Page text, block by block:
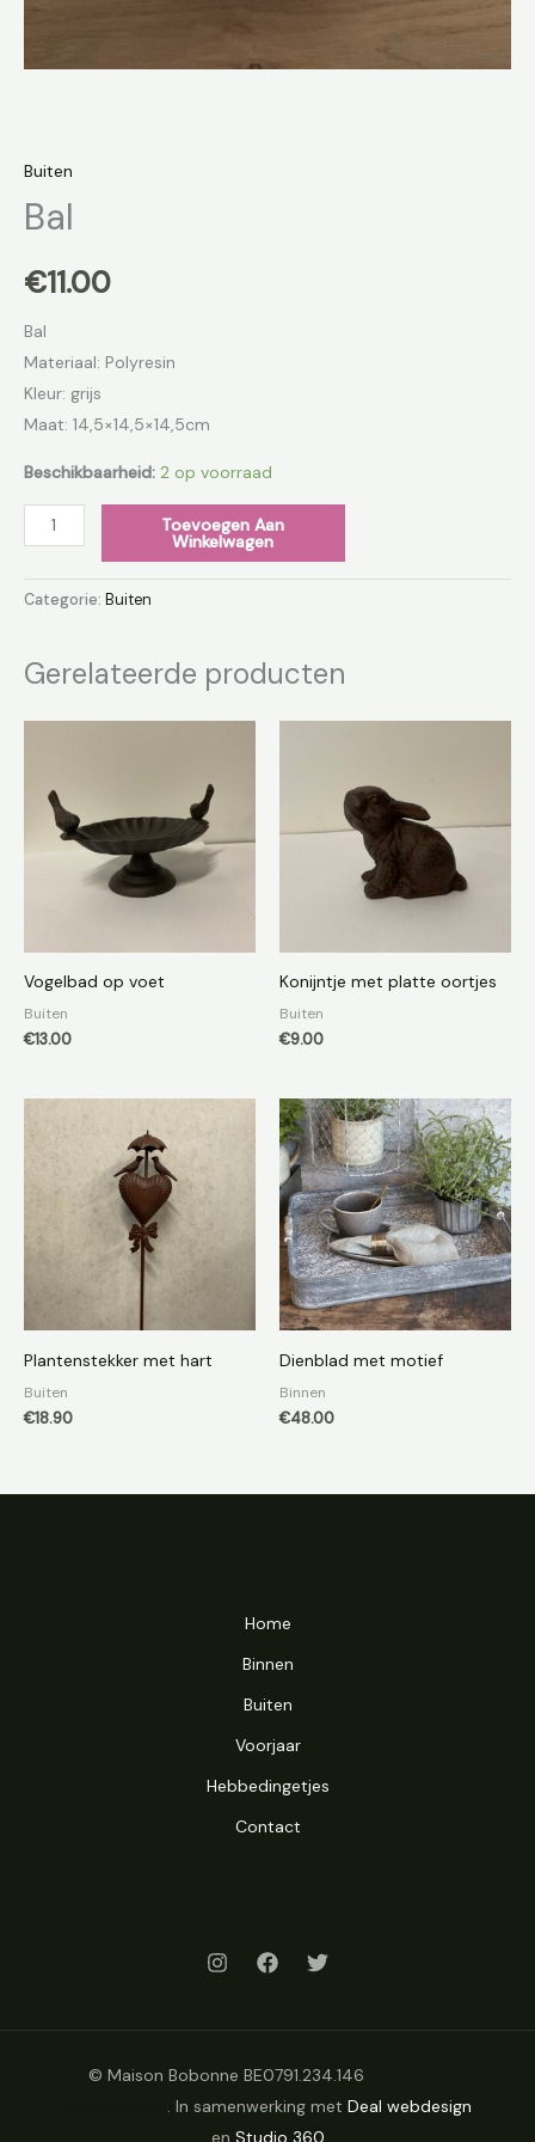
Buiten
Bal
€11.00
Bal
Materiaal: Polyresin
Kleur: grijs
Maat: 14,5×14,5×14,5cm
Beschikbaarheid: 2 op voorraad
Toevoegen Aan
Winkelwagen
Categorie: Buiten
Gerelateerde producten
Vogelbad op voet
Buiten
€13.00
Konijntje met platte oortjes
Buiten
€9.00
Plantenstekker met hart
Buiten
€18.90
Dienblad met motief
Binnen
€48.00
Home
Binnen
Buiten
Voorjaar
Hebbedingetjes
Contact
© Maison Bobonne BE0791.234.146
. In samenwerking met Deal webdesign
en Studio 360